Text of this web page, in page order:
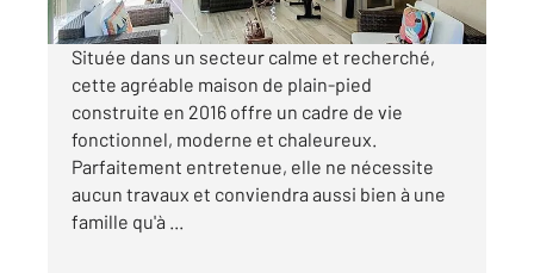
Située dans un secteur calme et recherché,
cette agréable maison de plain-pied
construite en 2016 offre un cadre de vie
fonctionnel, moderne et chaleureux.
Parfaitement entretenue, elle ne nécessite
aucun travaux et conviendra aussi bien à une
famille qu'à ...